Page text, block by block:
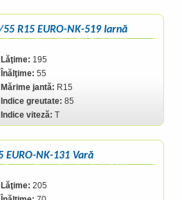
R15 EURO-NK-519 Iarnă
Lăţime: 195
Înălţime: 55
Mărime jantă: R15
Indice greutate: 85
Indice viteză: T
EURO-NK-131 Vară
Lăţime: 205